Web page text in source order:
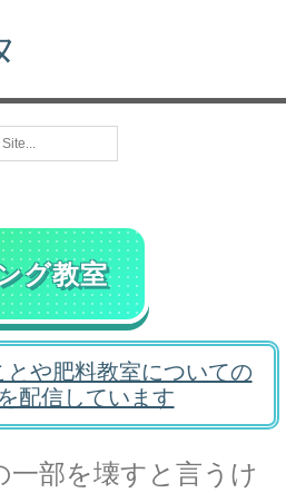
グ教室
や肥料教室についての
配信しています
一部を壊すと言うけ